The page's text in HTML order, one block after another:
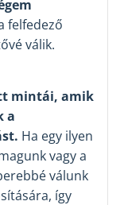
felfedező
válik.
mintái, amik
a
Ha egy ilyen
vagy a
válunk
így